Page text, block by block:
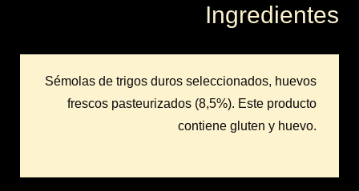
Ingredientes
Sémolas de trigos duros seleccionados, huevos
frescos pasteurizados (8,5%). Este producto
contiene gluten y huevo.